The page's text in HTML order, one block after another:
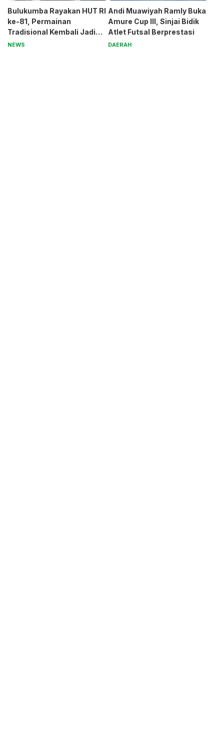
Bulukumba Rayakan HUT RI
ke-81, Permainan
Tradisional Kembali Jadi
Magnet
NEWS
Andi Muawiyah Ramly Buka
Amure Cup III, Sinjai Bidik
Atlet Futsal Berprestasi
DAERAH